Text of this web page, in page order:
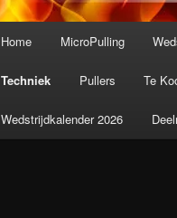
Home MicroPulling
Techniek Pullers Te
Wedstrijdkalender 2026